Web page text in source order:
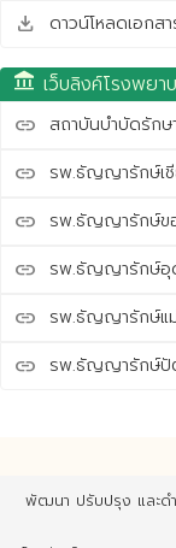
save_alt ดาวน์โหลดเอกสา
account_balance เว็บลิงค์โรงพย
link สถาบันบำบัดรัก
link รพ.ธัญญารักษ์เชี
link รพ.ธัญญารักษ์ข
link รพ.ธัญญารักษ์อุ
link รพ.ธัญญารักษ์แ
link รพ.ธัญญารักษ์ปั
พัฒนา ปรับปรุง และดำ